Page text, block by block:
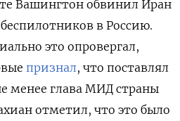
Вашингтон обвинил Иран
в Россию.
это опровергал,
признал, что поставлял
менее глава МИД страны
отметил, что это было